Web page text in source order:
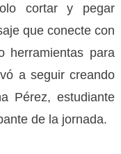
cortar y pegar
que conecte con
herramientas para
a seguir creando
Pérez, estudiante
de la jornada.